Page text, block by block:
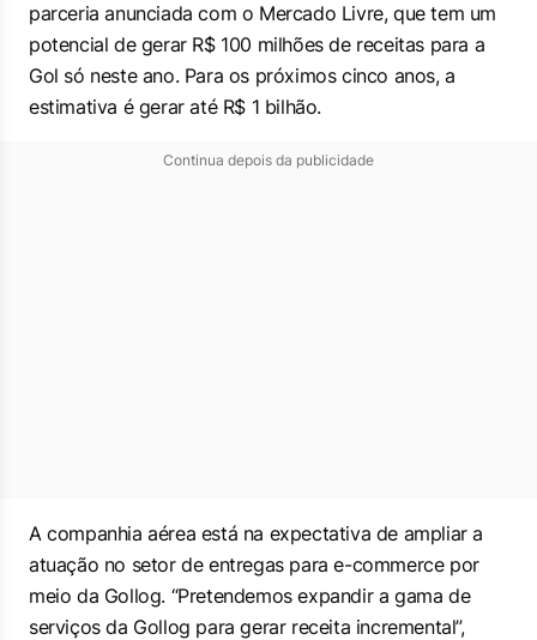
parceria anunciada com o Mercado Livre, que tem um
potencial de gerar R$ 100 milhões de receitas para a
Gol só neste ano. Para os próximos cinco anos, a
estimativa é gerar até R$ 1 bilhão.
Continua depois da publicidade
A companhia aérea está na expectativa de ampliar a
atuação no setor de entregas para e-commerce por
meio da Gollog. “Pretendemos expandir a gama de
serviços da Gollog para gerar receita incremental”,